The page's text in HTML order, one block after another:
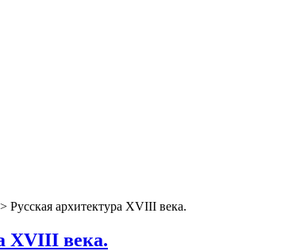
> Русская архитектура XVIII века.
XVIII века.